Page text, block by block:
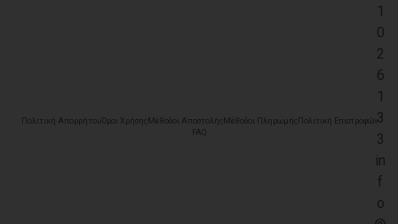
Πολιτική ΑπορρήτουΌροι Χρήσης Μέθοδοι Αποστολής Μέθοδοι Πληρωμής Πολιτική Επιστροφών
FAQ
1
0
2
6
1
3
3
in
f
o